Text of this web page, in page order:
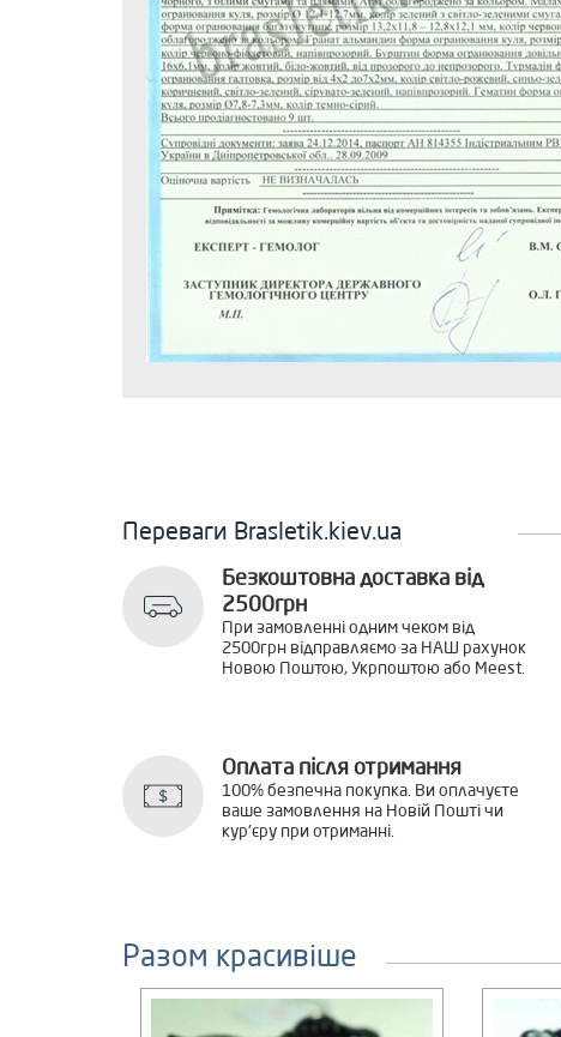
Переваги Brasletik.kiev.ua
Безкоштовна доставка від
2500грн
При замовленні одним чеком від
2500грн відправляємо за НАШ рахунок
Новою Поштою, Укрпоштою або Meest.
Оплата після отримання
100% безпечна покупка. Ви оплачуєте
ваше замовлення на Новій Пошті чи
кур'єру при отриманні.
Разом красивіше